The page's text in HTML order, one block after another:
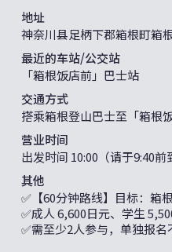
地址
神奈川县足柄下郡箱根町箱
最近的车站/公交站
「箱根饭店前」巴士站
交通方式
搭乘箱根登山巴士至「箱根
营业时间
出发时间 10:00（请于9:40前
其他
✅【60分钟路线】目标：箱
✅成人 6,600日元、学生
✅需至少2人参与，单独报名